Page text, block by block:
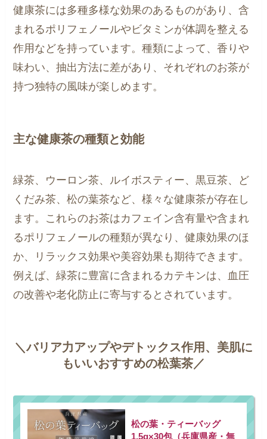
健康茶には多種多様な効果のあるものがあり、含
まれるポリフェノールやビタミンが体調を整える
作用などを持っています。種類によって、香りや
味わい、抽出方法に差があり、それぞれのお茶が
持つ独特の風味が楽しめます。
主な健康茶の種類と効能
緑茶、ウーロン茶、ルイボスティー、黒豆茶、ど
くだみ茶、松の葉茶など、様々な健康茶が存在し
ます。これらのお茶はカフェイン含有量や含まれ
るポリフェノールの種類が異なり、健康効果のほ
か、リラックス効果や美容効果も期待できます。
例えば、緑茶に豊富に含まれるカテキンは、血圧
の改善や老化防止に寄与するとされています。
＼バリア力アップやデトックス作用、美肌に
もいいおすすめの松葉茶／
松の葉・ティーバッグ
1.5g×30包（兵庫県産・無